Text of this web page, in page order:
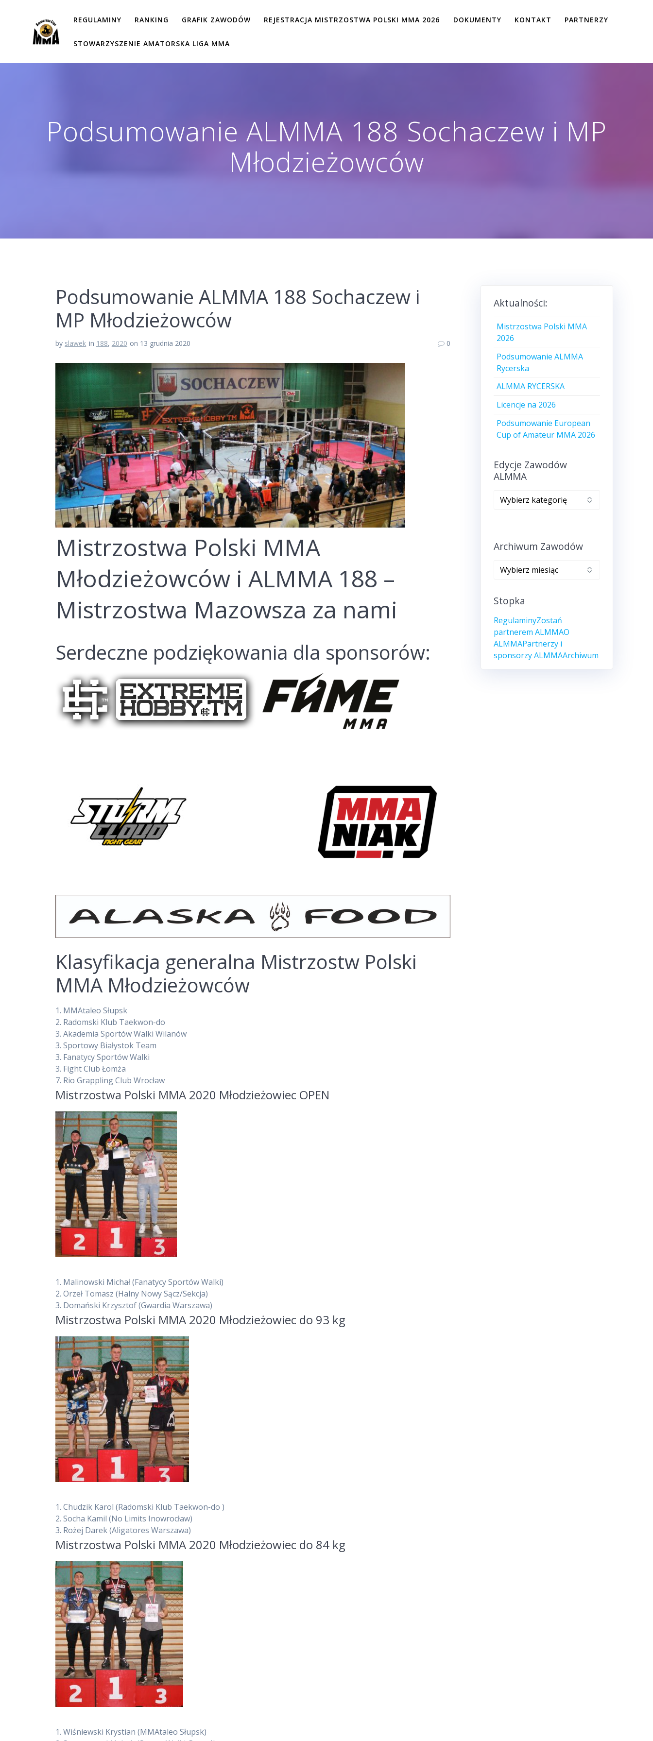
REGULAMINY RANKING GRAFIK ZAWODÓW REJESTRACJA MISTRZOSTWA POLSKI MMA 2026 DOKUMENTY KONTAKT PARTNERZY
STOWARZYSZENIE AMATORSKA LIGA MMA
Podsumowanie ALMMA 188 Sochaczew i MP
Młodzieżowców
Podsumowanie ALMMA 188 Sochaczew i
MP Młodzieżowców
by slawek in 188, 2020 on 13 grudnia 2020 0
Mistrzostwa Polski MMA
Młodzieżowców i ALMMA 188 –
Mistrzostwa Mazowsza za nami
Serdeczne podziękowania dla sponsorów:
Klasyfikacja generalna Mistrzostw Polski
MMA Młodzieżowców
1. MMAtaleo Słupsk
2. Radomski Klub Taekwon-do
3.Akademia Sportów Walki Wilanów
3.Sportowy Białystok Team
3. Fanatycy Sportów Walki
3. Fight Club Łomża
7. Rio Grappling Club Wrocław
Mistrzostwa Polski MMA 2020 Młodzieżowiec OPEN
1. Malinowski Michał(Fanatycy Sportów Walki)
2.Orzeł Tomasz(Halny Nowy Sącz/Sekcja)
3. Domański Krzysztof(Gwardia Warszawa)
Mistrzostwa Polski MMA 2020 Młodzieżowiec do 93 kg
1.Chudzik Karol(Radomski Klub Taekwon-do )
2.Socha Kamil(No Limits Inowrocław)
3. Rożej Darek(Aligatores Warszawa)
Mistrzostwa Polski MMA 2020 Młodzieżowiec do 84 kg
1.Wiśniewski Krystian(MMAtaleo Słupsk)
Aktualności:
Mistrzostwa Polski MMA
2026
Podsumowanie ALMMA
Rycerska
ALMMA RYCERSKA
Licencje na 2026
Podsumowanie European
Cup of Amateur MMA 2026
Edycje Zawodów
ALMMA
Edycje
zawodów
Archiwum Zawodów
Archiwum
zawodów
Stopka
RegulaminyZostań
partnerem ALMMAO
ALMMAPartnerzy i
sponsorzy ALMMAArchiwum